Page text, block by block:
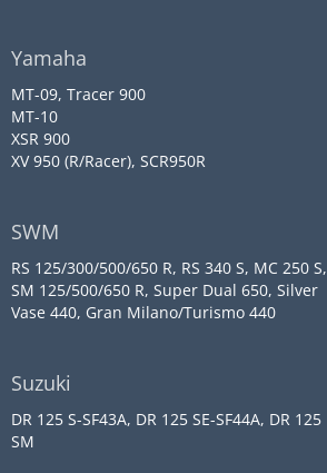
Yamaha
MT-09, Tracer 900
MT-10
XSR 900
XV 950 (R/Racer), SCR950R
SWM
RS 125/300/500/650 R, RS 340 S, MC 250 S,
SM 125/500/650 R, Super Dual 650, Silver
Vase 440, Gran Milano/Turismo 440
Suzuki
DR 125 S-SF43A, DR 125 SE-SF44A, DR 125
SM